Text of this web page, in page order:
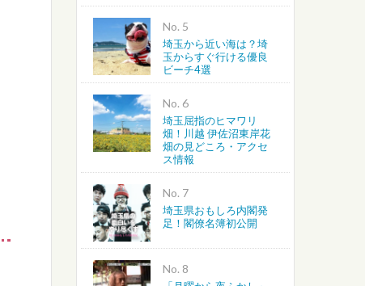
No.
埼玉から近い海は？埼
玉からすぐ行ける優良
ビーチ4選
No.
埼玉屈指のヒマワリ
畑！川越 伊佐沼東岸花
畑の見どころ・アクセ
ス情報
No.
埼玉県おもしろ内閣発
足！閣僚名簿初公開
No.